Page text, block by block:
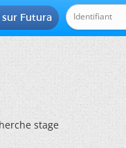
Futura
stage